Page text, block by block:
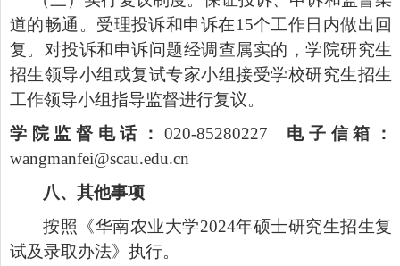
道的畅通。受理投诉和申诉在15个工作日内做出回
复。对投诉和申诉问题经调查属实的，学院研究生
招生领导小组或复试专家小组接受学校研究生招生
工作领导小组指导监督进行复议。
学院监督电话： 020-85280227 电子信箱：
wangmanfei@scau.edu.cn
八、其他事项
按照《华南农业大学2024年硕士研究生招生复
试及录取办法》执行。